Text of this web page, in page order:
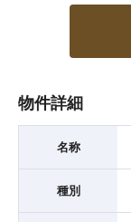
物件詳細
名称
種別